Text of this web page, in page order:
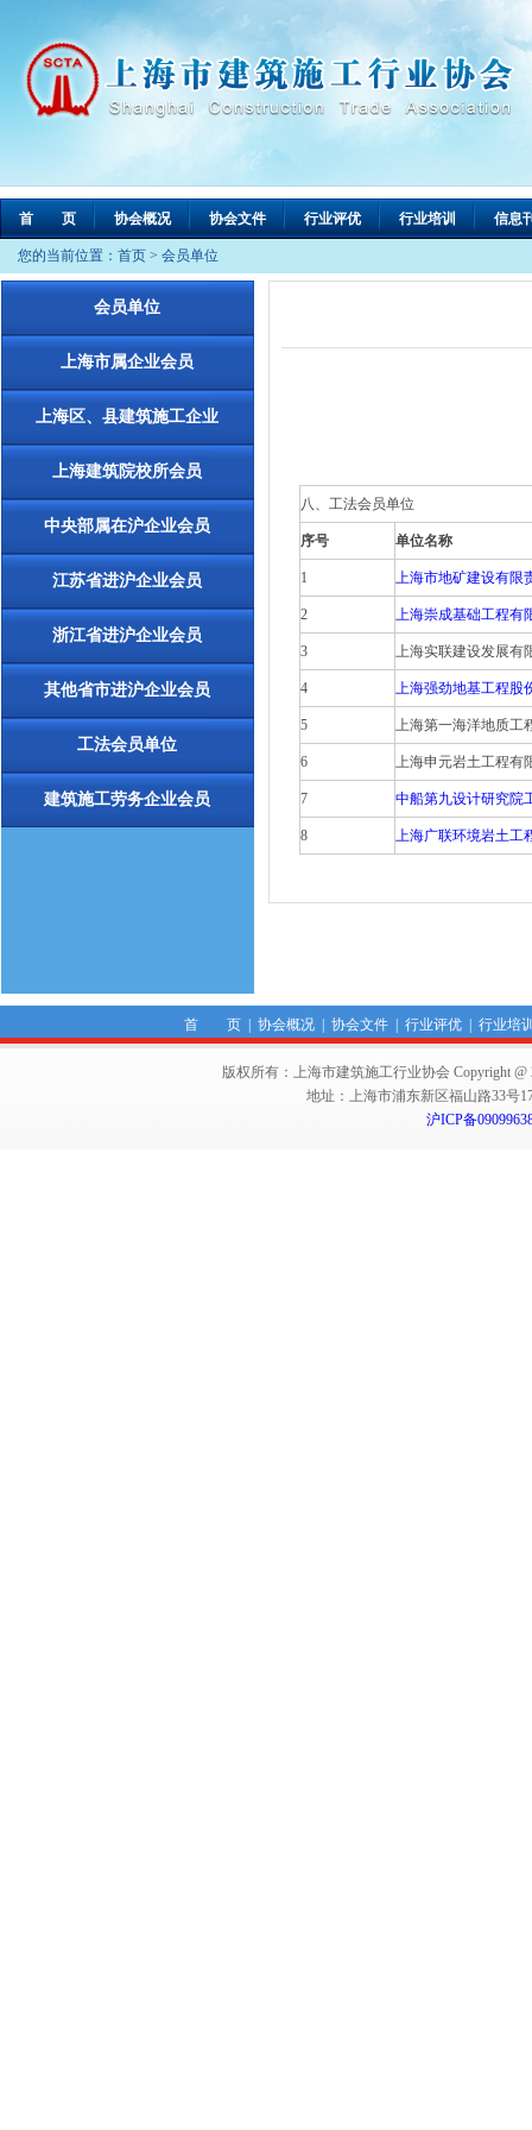
首 页 协会概况 协会文件 行业评优 行业培训 信息
您的当前位置： 首页 > 会员单位
会员单位
上海市属企业会员
上海区、县建筑施工企业
上海建筑院校所会员
中央部属在沪企业会员
江苏省进沪企业会员
浙江省进沪企业会员
其他省市进沪企业会员
工法会员单位
建筑施工劳务企业会员
八、工法会员单位
序号 单位名称
1 上海市地矿建设有限
2 上海崇成基础工程有
3 上海实联建设发展有
4 上海强劲地基工程股
5 上海第一海洋地质工
6 上海申元岩土工程有
7 中船第九设计研究院
8 上海广联环境岩土工
首 页| 协会概况| 协会文件| 行业评优| 行业培
版权所有：上海市建筑施工行业协会 Copyright @
地址：上海市浦东新区福山路33号
沪ICP备